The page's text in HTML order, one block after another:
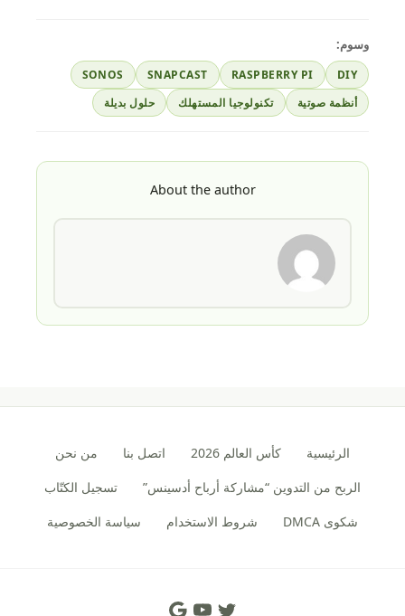
وسوم:
DIY
RASPBERRY PI
SNAPCAST
SONOS
أنظمة صوتية
تكنولوجيا المستهلك حلول بديلة
About the author
الرئيسية كأس العالم 2026 اتصل بنا
من نحن
الربح من التدوين “مشاركة أرباح أدسينس”
تسجيل الكتّاب
شكوى DMCA
شروط الاستخدام سياسة الخصوصية